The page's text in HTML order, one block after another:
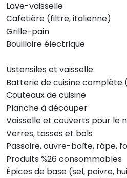
Lave-vaisselle
Cafetière (filtre, italienne)
Grille-pain
Bouilloire électrique
Ustensiles et vaisselle:
Batterie de cuisine complète
Couteaux de cuisine
Planche à découper
Vaisselle et couverts pour le
Verres, tasses et bols
Passoire, ouvre-boîte, râpe,
Produits %26 consommables
Épices de base (sel, poivre,